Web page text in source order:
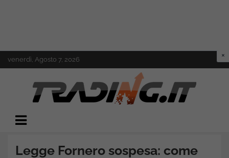
to
venerdì, Agosto 7, 2026
Trading.it
Legge Fornero sospesa: come